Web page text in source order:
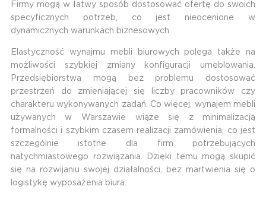
Firmy mogą w łatwy sposób dostosować ofertę do swoich
specyficznych potrzeb, co jest nieocenione w
dynamicznych warunkach biznesowych.
Elastyczność wynajmu mebli biurowych polega także na
możliwości szybkiej zmiany konfiguracji umeblowania.
Przedsiębiorstwa mogą bez problemu dostosować
przestrzeń do zmieniającej się liczby pracowników czy
charakteru wykonywanych zadań. Co więcej, wynajem mebli
używanych w Warszawie wiąże się z minimalizacją
formalności i szybkim czasem realizacji zamówienia, co jest
szczególnie istotne dla firm potrzebujących
natychmiastowego rozwiązania. Dzięki temu mogą skupić
się na rozwijaniu swojej działalności, bez martwienia się o
logistykę wyposażenia biura.